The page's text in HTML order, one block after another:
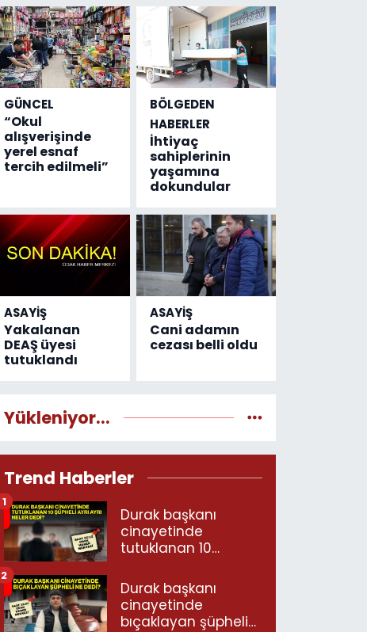
GÜNCEL
“Okul
alışverişinde
yerel esnaf
tercih edilmeli”
BÖLGEDEN
HABERLER
İhtiyaç
sahiplerinin
yaşamına
dokundular
ASAYİŞ
Yakalanan
DEAŞ üyesi
tutuklandı
ASAYİŞ
Cani adamın
cezası belli oldu
Yükleniyor...
Trend Haberler
Durak başkanı
cinayetinde
tutuklanan 10
neler dedi?
1
Durak başkanı
cinayetinde
bıçaklayan şüpheli
2